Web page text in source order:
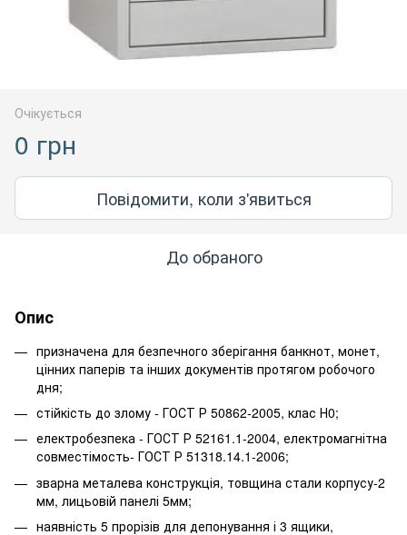
Очікується
0 грн
Повідомити, коли з'явиться
До обраного
Опис
призначена для безпечного зберігання банкнот, монет,
цінних паперів та інших документів протягом робочого
дня;
стійкість до злому - ГОСТ Р 50862-2005, клас Н0;
електробезпека - ГОСТ Р 52161.1-2004, електромагнітна
совместімость- ГОСТ Р 51318.14.1-2006;
зварна металева конструкція, товщина стали корпусу-2
мм, лицьовій панелі 5мм;
наявність 5 прорізів для депонування і 3 ящики,